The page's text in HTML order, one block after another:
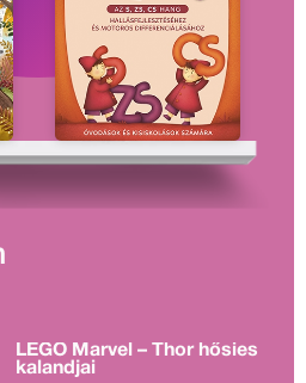
LEGO Marvel – Thor hősies
kalandjai